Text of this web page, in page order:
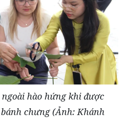
hào hứng khi được
chưng (Ảnh: Khánh